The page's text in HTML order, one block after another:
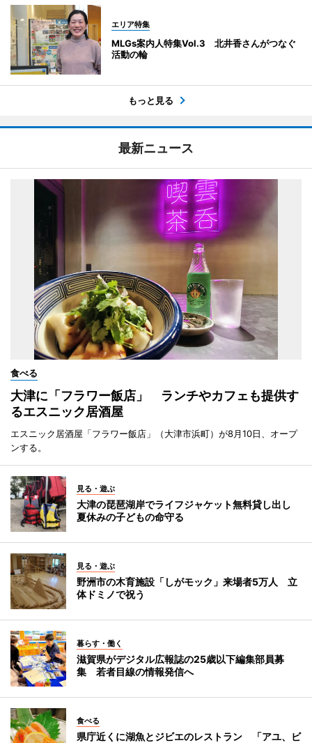
エリア特集
MLGs案内人特集Vol.3 北井香さんがつなぐ
活動の輪
もっと見る
最新ニュース
食べる
大津に「フラワー飯店」 ランチやカフェも提供す
るエスニック居酒屋
エスニック居酒屋「フラワー飯店」（大津市浜町）が8月10日、オープ
ンする。
見る・遊ぶ
大津の琵琶湖岸でライフジャケット無料貸し出し
夏休みの子どもの命守る
見る・遊ぶ
野洲市の木育施設「しがモック」来場者5万人 立
体ドミノで祝う
暮らす・働く
滋賀県がデジタル広報誌の25歳以下編集部員募
集 若者目線の情報発信へ
食べる
県庁近くに湖魚とジビエのレストラン 「アユ、ビ